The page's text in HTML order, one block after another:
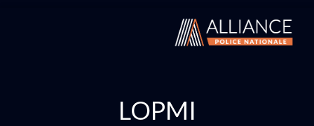
LOPMI